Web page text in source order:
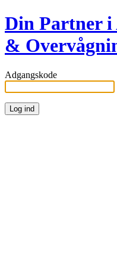
Din Partner i
&
Adgangskode